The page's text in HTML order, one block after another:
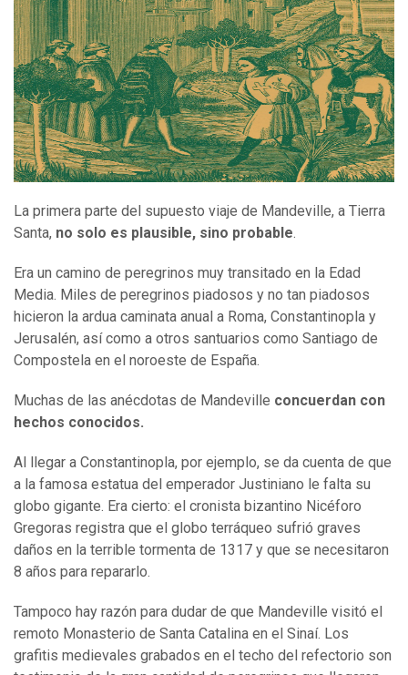
La primera parte del supuesto viaje de Mandeville, a Tierra
Santa, no solo es plausible, sino probable.
Era un camino de peregrinos muy transitado en la Edad
Media. Miles de peregrinos piadosos y no tan piadosos
hicieron la ardua caminata anual a Roma, Constantinopla y
Jerusalén, así como a otros santuarios como Santiago de
Compostela en el noroeste de España.
Muchas de las anécdotas de Mandeville concuerdan con
hechos conocidos.
Al llegar a Constantinopla, por ejemplo, se da cuenta de que
a la famosa estatua del emperador Justiniano le falta su
globo gigante. Era cierto: el cronista bizantino Nicéforo
Gregoras registra que el globo terráqueo sufrió graves
daños en la terrible tormenta de 1317 y que se necesitaron
8 años para repararlo.
Tampoco hay razón para dudar de que Mandeville visitó el
remoto Monasterio de Santa Catalina en el Sinaí. Los
grafitis medievales grabados en el techo del refectorio son